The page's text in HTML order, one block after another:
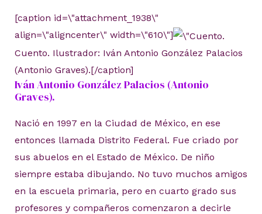
[caption id=\"attachment_1938\"
align=\"aligncenter\" width=\"610\"]
Cuento. Ilustrador: Iván Antonio González Palacios
(Antonio Graves).[/caption]
Iván Antonio González Palacios (Antonio
Graves).
Nació en 1997 en la Ciudad de México, en ese
entonces llamada Distrito Federal. Fue criado por
sus abuelos en el Estado de México. De niño
siempre estaba dibujando. No tuvo muchos amigos
en la escuela primaria, pero en cuarto grado sus
profesores y compañeros comenzaron a decirle